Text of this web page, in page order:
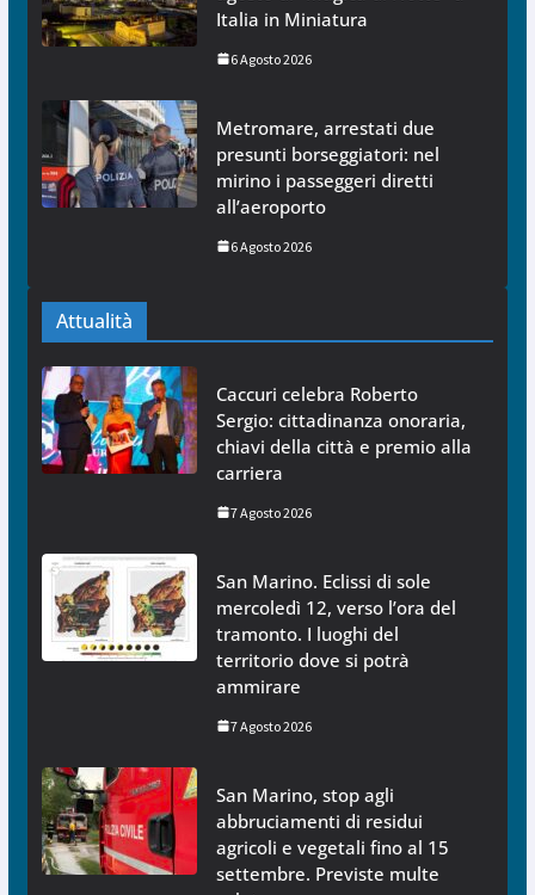
Italia in Miniatura
6 Agosto 2026
Metromare, arrestati due
presunti borseggiatori: nel
mirino i passeggeri diretti
all’aeroporto
6 Agosto 2026
Attualità
Caccuri celebra Roberto
Sergio: cittadinanza onoraria,
chiavi della città e premio alla
carriera
7 Agosto 2026
San Marino. Eclissi di sole
mercoledì 12, verso l’ora del
tramonto. I luoghi del
territorio dove si potrà
ammirare
7 Agosto 2026
San Marino, stop agli
abbruciamenti di residui
agricoli e vegetali fino al 15
settembre. Previste multe